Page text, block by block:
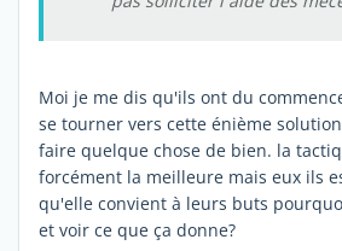
Moi je me dis qu'ils ont du
se tourner vers cette énième
faire quelque chose de bien. la
forcément la meilleure mais eux ils
qu'elle convient à leurs buts
et voir ce que ça donne?